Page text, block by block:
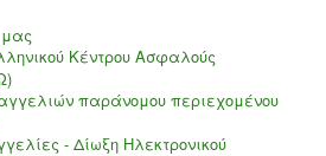
μας
Κέντρου Ασφαλούς
παράνομου περιεχομένου
- Δίωξη Ηλεκτρονικού